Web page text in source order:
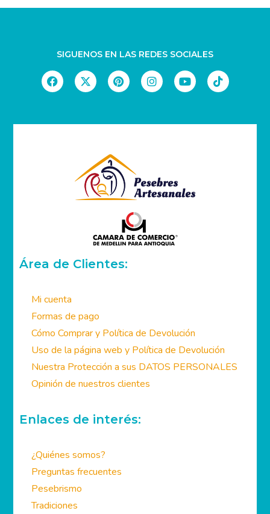
SIGUENOS EN LAS REDES SOCIALES
Área de Clientes:
Mi cuenta
Formas de pago
Cómo Comprar y Política de Devolución
Uso de la página web y Política de Devolución
Nuestra Protección a sus DATOS PERSONALES
Opinión de nuestros clientes
Enlaces de interés:
¿Quiénes somos?
Preguntas frecuentes
Pesebrismo
Tradiciones